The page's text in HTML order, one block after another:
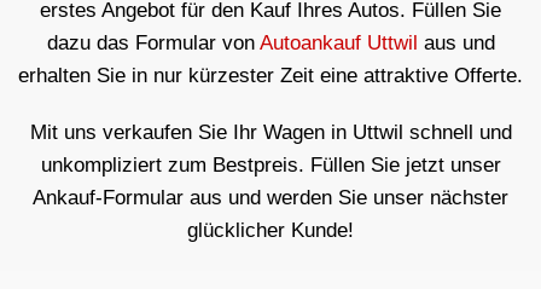
erstes Angebot für den Kauf Ihres Autos. Füllen Sie
dazu das Formular von Autoankauf Uttwil aus und
erhalten Sie in nur kürzester Zeit eine attraktive Offerte.
Mit uns verkaufen Sie Ihr Wagen in Uttwil schnell und
unkompliziert zum Bestpreis. Füllen Sie jetzt unser
Ankauf-Formular aus und werden Sie unser nächster
glücklicher Kunde!